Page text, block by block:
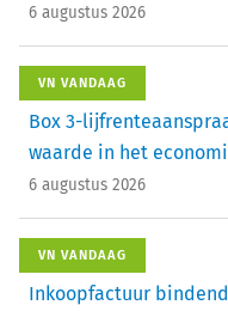
6 augustus 2026
VN VANDAAG
Box 3-
waarde in het
6 augustus 2026
VN VANDAAG
Inkoopfactuur